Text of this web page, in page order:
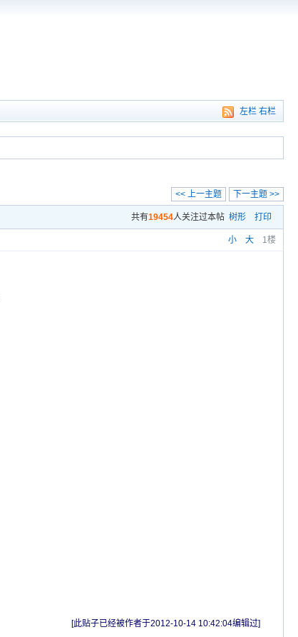
左栏 右栏
下一主题 >>
<< 上一主题
共有19454人关注过本帖 树形 打印
小 大 1楼
[此贴子已经被作者于2012-10-14 10:42:04编辑过]